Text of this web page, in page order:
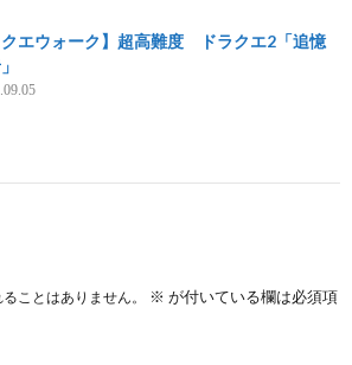
クエウォーク】超高難度 ドラクエ2「追憶
ことはありません。 ※ が付いている欄は必須項